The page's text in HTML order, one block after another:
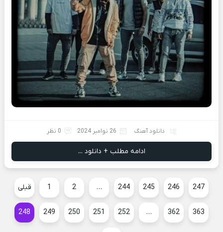
دانلود آهنگ 26 نوامبر 2024 0 نظر
ادامه مطلب + دانلود ...
قبلی 1 2 … 244 245 246 247
248 249 250 251 252 … 362 363